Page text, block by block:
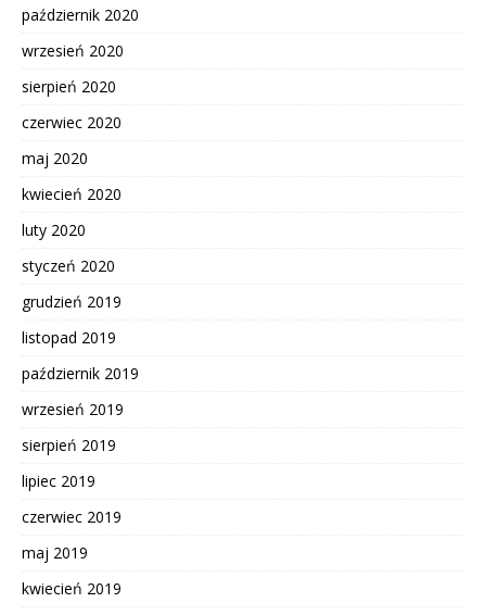
październik 2020
wrzesień 2020
sierpień 2020
czerwiec 2020
maj 2020
kwiecień 2020
luty 2020
styczeń 2020
grudzień 2019
listopad 2019
październik 2019
wrzesień 2019
sierpień 2019
lipiec 2019
czerwiec 2019
maj 2019
kwiecień 2019